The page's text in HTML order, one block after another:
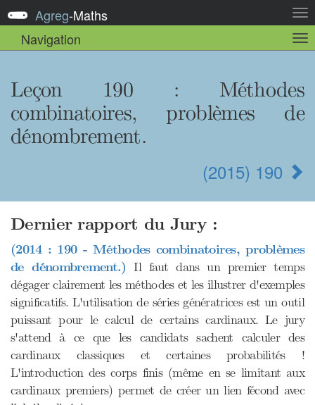
la
Agreg-Maths
Navigation
la
Leçon 190 : Méthodes
combinatoires, problèmes de
dénombrement.
(2015) 190
Dernier rapport du Jury :
(2014 : 190 - Méthodes combinatoires, problèmes
de dénombrement.) Il faut dans un premier temps
dégager clairement les méthodes et les illustrer d'exemples
significatifs. L'utilisation de séries génératrices est un outil
puissant pour le calcul de certains cardinaux. Le jury
s'attend à ce que les candidats sachent calculer des
cardinaux classiques et certaines probabilités !
L'introduction des corps finis (même en se limitant aux
cardinaux premiers) permet de créer un lien fécond avec